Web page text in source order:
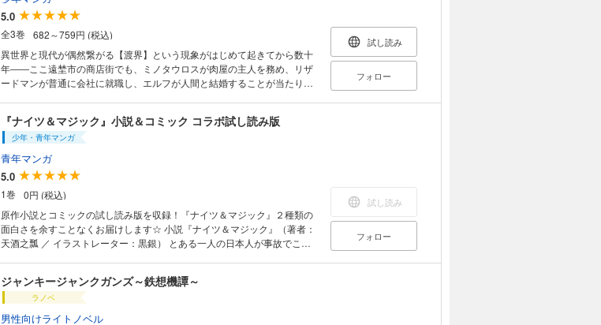
5.0
全3巻
682～759円 (税込)
異世界と現代が偶然繋がる【渡界】という現象がはじめて起きてから数十
年――ここ遠埜市の商店街でも、ミノタウロスが肉屋の主人を務め、リザ
ードマンが普通に会社に就職し、エルフが人間と結婚することが当たり前
べたのは【渡界】現象によって 起こるトラブルやモンスターを襲来に対応
するための国家組織【異世界対策課】であった――。
試し読み
フォロー
『ナイツ＆マジック』小説＆コミック コラボ試し読み版
少年・青年マンガ
青年マンガ
5.0
1巻
0円 (税込)
原作小説とコミックの試し読み版を収録！『ナイツ＆マジック』２種類の
面白さを余すことなくお届けします☆ 小説『ナイツ＆マジック』（著者：
天酒之瓢 ／ イラストレーター：黒銀） とある一人の日本人が事故でこの
のやり直しである。しかも、前世である日本人としての記憶を受けついだ
まま。エルの趣味嗜好も前世に倣ったものだった。彼は前世に続いて極度
の『メカオタク』であったのだ。そんな生まれ変わった世界で、実在する
試し読み
フォロー
ジャンキージャンクガンズ～鉄想機譚～
ラノベ
男性向けライトノベル